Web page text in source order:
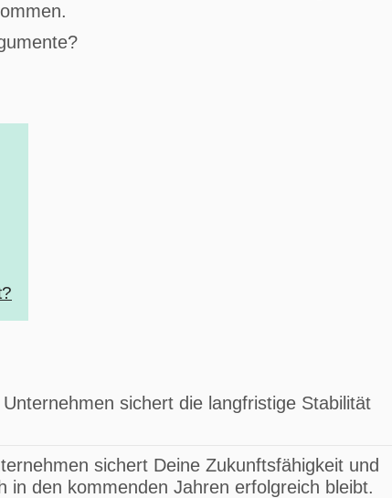
sichert die langfristige Stabilität
sichert Deine Zukunftsfähigkeit und
den kommenden Jahren erfolgreich bleibt.